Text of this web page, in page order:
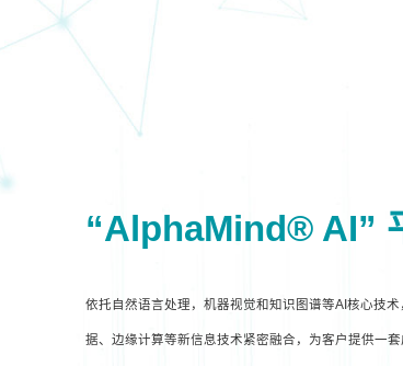
“AlphaMind® AI”
依托自然语言处理，机器视觉和知识图谱等AI核心技
据、边缘计算等新信息技术紧密融合，为客户提供一